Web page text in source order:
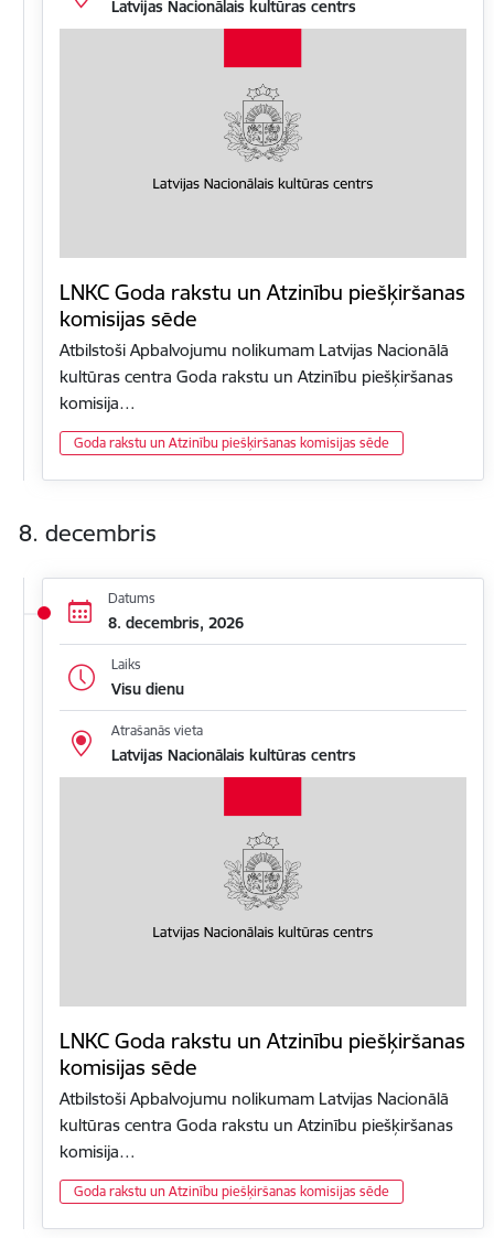
Latvijas Nacionālais kultūras centrs
LNKC Goda rakstu un Atzinību piešķiršanas
komisijas sēde
Atbilstoši Apbalvojumu nolikumam Latvijas Nacionālā
kultūras centra Goda rakstu un Atzinību piešķiršanas
komisija…
Goda rakstu un Atzinību piešķiršanas komisijas sēde
8. decembris
Datums
8. decembris, 2026
Laiks
Visu dienu
Atrašanās vieta
Latvijas Nacionālais kultūras centrs
LNKC Goda rakstu un Atzinību piešķiršanas
komisijas sēde
Atbilstoši Apbalvojumu nolikumam Latvijas Nacionālā
kultūras centra Goda rakstu un Atzinību piešķiršanas
komisija…
Goda rakstu un Atzinību piešķiršanas komisijas sēde